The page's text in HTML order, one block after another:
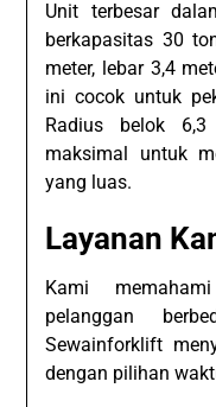
Unit terbesar
berkapasitas 30
meter, lebar 3,4
ini cocok untuk
Radius belok 6,3
maksimal untuk
yang luas.
Layanan
Kami
pelanggan
Sewainforklift
dengan pilihan